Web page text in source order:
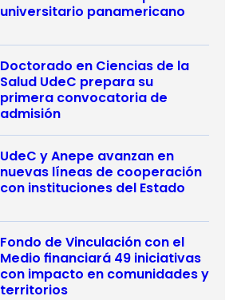
universitario panamericano
Doctorado en Ciencias de la
Salud UdeC prepara su
primera convocatoria de
admisión
UdeC y Anepe avanzan en
nuevas líneas de cooperación
con instituciones del Estado
Fondo de Vinculación con el
Medio financiará 49 iniciativas
con impacto en comunidades y
territorios